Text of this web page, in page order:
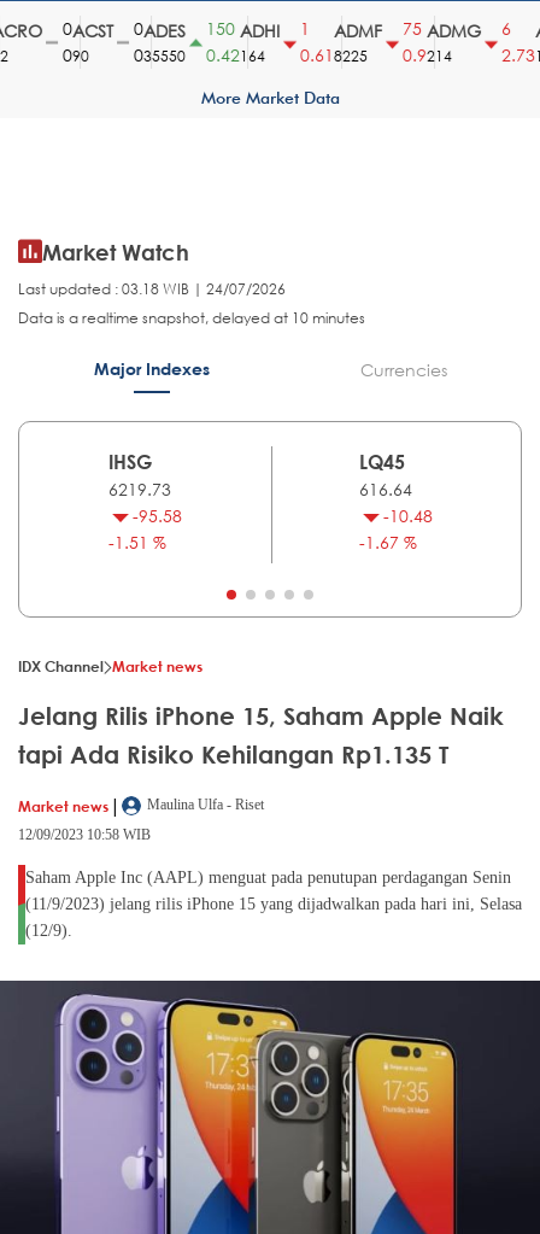
ACST
90
ADES
35550
150
0.42
ADHI
164
0.61
ADMF
8225
75
0.9
ADMG
214
2.73
More Market Data
Market Watch
Last updated : 03.18 WIB | 24/07/2026
Data is a realtime snapshot, delayed at 10 minutes
Major Indexes Currencies
IHSG
6219.73
-95.58
-1.51 %
LQ45
616.64
-10.48
-1.67 %
IDX Channel Market news
Jelang Rilis iPhone 15, Saham Apple Naik
tapi Ada Risiko Kehilangan Rp1.135 T
Market news |
Maulina Ulfa - Riset
12/09/2023 10:58 WIB
Saham Apple Inc (AAPL) menguat pada penutupan perdagangan Senin
(11/9/2023) jelang rilis iPhone 15 yang dijadwalkan pada hari ini, Selasa
(12/9).